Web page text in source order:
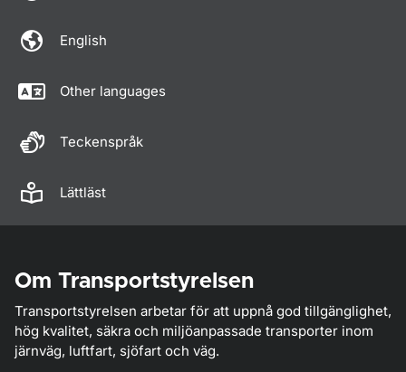
English
Other languages
Teckenspråk
Lättläst
Om Transportstyrelsen
Transportstyrelsen arbetar för att uppnå god tillgänglighet,
hög kvalitet, säkra och miljöanpassade transporter inom
järnväg, luftfart, sjöfart och väg.